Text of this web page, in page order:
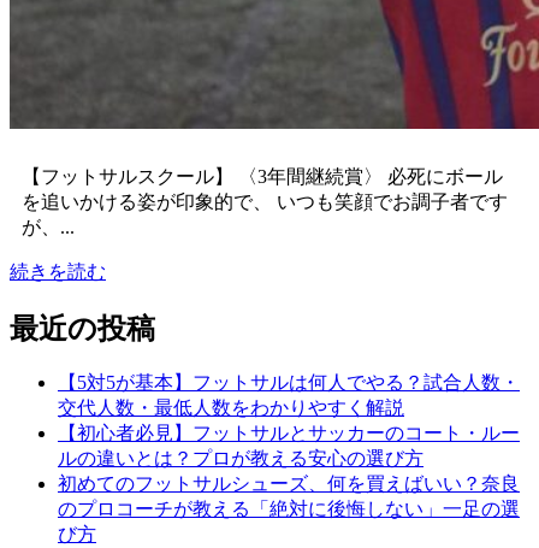
【フットサルスクール】 〈3年間継続賞〉 必死にボール
を追いかける姿が印象的で、 いつも笑顔でお調子者です
が、...
続きを読む
最近の投稿
【5対5が基本】フットサルは何人でやる？試合人数・
交代人数・最低人数をわかりやすく解説
【初心者必見】フットサルとサッカーのコート・ルー
ルの違いとは？プロが教える安心の選び方
初めてのフットサルシューズ、何を買えばいい？奈良
のプロコーチが教える「絶対に後悔しない」一足の選
び方